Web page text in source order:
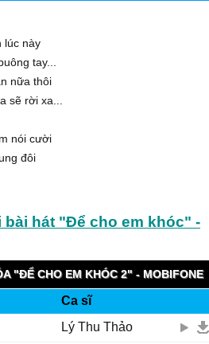
lúc này
tay...
nữa thôi
sẽ rời xa...
nói cười
đôi
đây nặng mang u sầu.
đau không phai nhoà
không thấy em anh đã đi tìm?
vì anh.
bài hát "Để cho em khóc" -
"ĐỂ CHO EM KHÓC 2" - MOBIFONE
Ca sĩ
Lý Thu Thảo